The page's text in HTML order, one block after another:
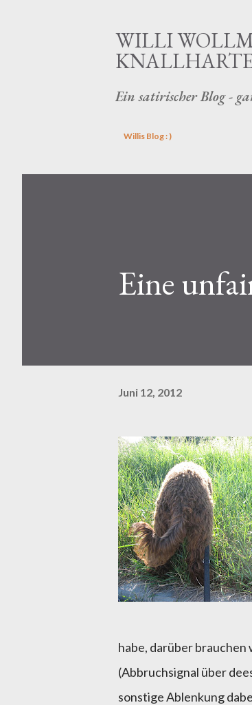
WILLI
Ein satirischer Blog -
Willis Blog : )
Eine
Juni 12, 2012
habe, darüber
(Abbruchsignal über
sonstige Ablenkung